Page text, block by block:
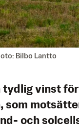
Bilbo Lantto
tydlig vinst
som
och